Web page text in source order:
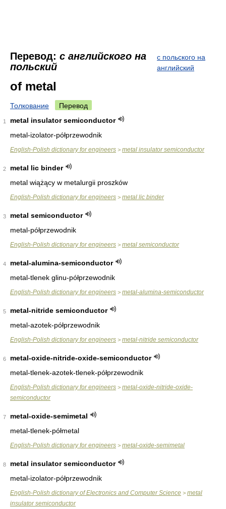
Перевод: с английского на
польский
с польского на
английский
of metal
Толкование Перевод
1
metal insulator semiconductor
metal-izolator-półprzewodnik
English-Polish dictionary for engineers > metal insulator semiconductor
2
metal lic binder
metal wiążący w metalurgii proszków
English-Polish dictionary for engineers > metal lic binder
3
metal semiconductor
metal-półprzewodnik
English-Polish dictionary for engineers > metal semiconductor
4
metal-alumina-semiconductor
metal-tlenek glinu-półprzewodnik
English-Polish dictionary for engineers > metal-alumina-semiconductor
5
metal-nitride semiconductor
metal-azotek-półprzewodnik
English-Polish dictionary for engineers > metal-nitride semiconductor
6
metal-oxide-nitride-oxide-semiconductor
metal-tlenek-azotek-tlenek-półprzewodnik
English-Polish dictionary for engineers > metal-oxide-nitride-oxide-
semiconductor
7
metal-oxide-semimetal
metal-tlenek-półmetal
English-Polish dictionary for engineers > metal-oxide-semimetal
8
metal insulator semiconductor
metal-izolator-półprzewodnik
English-Polish dictionary of Electronics and Computer Science > metal
insulator semiconductor